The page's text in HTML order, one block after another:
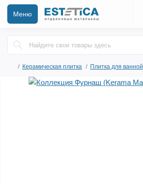
Меню
Керамическая плитка Плитка для ванной